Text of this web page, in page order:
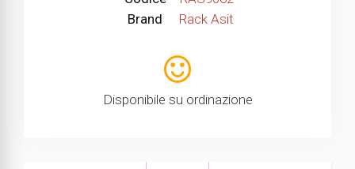
Brand
Rack Asit
Disponibile su ordinazione